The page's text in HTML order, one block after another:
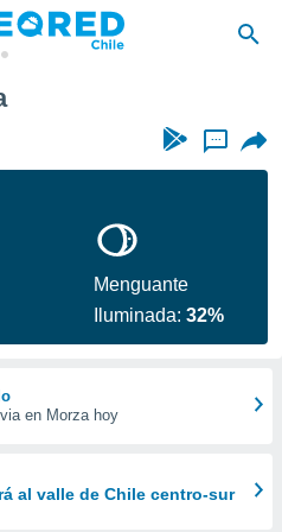
...
Menguante
Iluminada:32%
en Morza hoy
al valle de Chile centro-sur